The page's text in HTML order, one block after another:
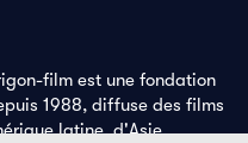
film est une fondation
1988, diffuse des films
latine, d'Asie,